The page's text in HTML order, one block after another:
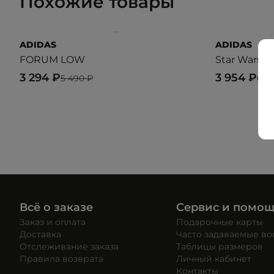
ADIDAS
FORUM LOW
5 490 ₽
3 294 ₽
ADIDAS
Star Wars
6
3 954 ₽
Всё о заказе
Заказ и оплата
Доставка
Отслеживание заказа
Правила возврата
Сервис и
Подарочные карты
Часто задаваемые
Таблицы размеров
Личный кабинет
Контакты